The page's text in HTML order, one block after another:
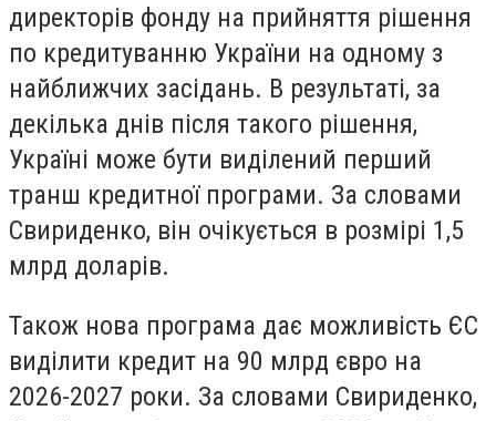
директорів фонду на прийняття рішення
по кредитуванню України на одному з
найближчих засідань. В результаті, за
декілька днів після такого рішення,
Україні може бути виділений перший
транш кредитної програми. За словами
Свириденко, він очікується в розмірі 1,5
млрд доларів.
Також нова програма дає можливість ЄС
виділити кредит на 90 млрд євро на
2026-2027 роки. За словами Свириденко,